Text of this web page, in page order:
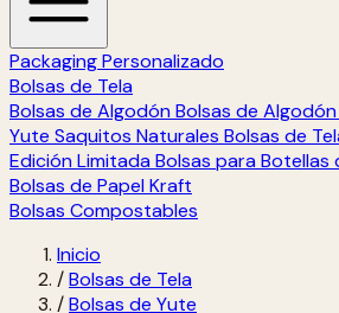
Packaging Personalizado
Bolsas de Tela
Bolsas de Algodón Bolsas de
Yute Saquitos Naturales Bolsas de
Edición Limitada Bolsas para Botellas
Bolsas de Papel Kraft
Bolsas Compostables
Inicio
/Bolsas de Tela
/Bolsas de Yute